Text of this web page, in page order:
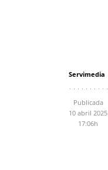
Servimedia
Publicada
10 abril 2025
17:06h